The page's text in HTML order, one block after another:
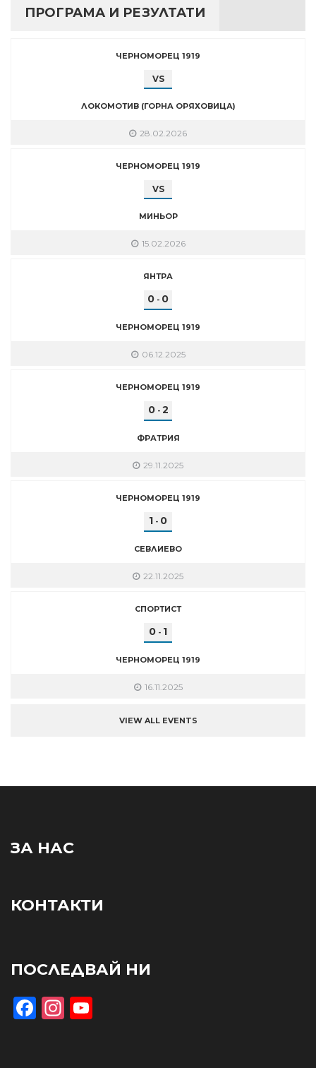
ПРОГРАМА И РЕЗУЛТАТИ
ЧЕРНОМОРЕЦ 1919
VS
ЛОКОМОТИВ (ГОРНА ОРЯХОВИЦА)
28.02.2026
ЧЕРНОМОРЕЦ 1919
VS
МИНЬОР
15.02.2026
ЯНТРА
0 - 0
ЧЕРНОМОРЕЦ 1919
06.12.2025
ЧЕРНОМОРЕЦ 1919
0- 2
ФРАТРИЯ
29.11.2025
ЧЕРНОМОРЕЦ 1919
1 - 0
СЕВЛИЕВО
22.11.2025
СПОРТИСТ
0 - 1
ЧЕРНОМОРЕЦ 1919
16.11.2025
VIEW ALL EVENTS
ЗА НАС
КОНТАКТИ
ПОСЛЕДВАЙ НИ
Facebook
Instagram